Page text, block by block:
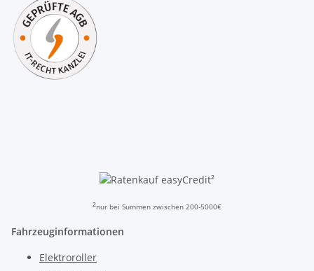
²
²nur bei Summen zwischen 200-5000€
Fahrzeuginformationen
Elektroroller